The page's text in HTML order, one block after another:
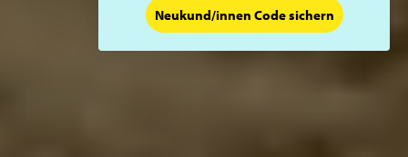
Neukund/innen Code sichern